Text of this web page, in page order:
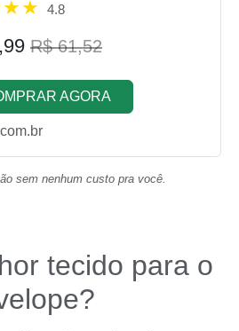
4.8
R$ 61,52
AGORA
sem nenhum custo pra você.
tecido para o